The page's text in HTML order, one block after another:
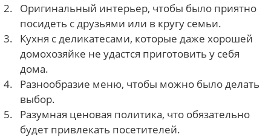
Оригинальный интерьер, чтобы было приятно
посидеть с друзьями или в кругу семьи.
Кухня с деликатесами, которые даже хорошей
домохозяйке не удастся приготовить у себя
дома.
Разнообразие меню, чтобы можно было делать
выбор.
Разумная ценовая политика, что обязательно
будет привлекать посетителей.